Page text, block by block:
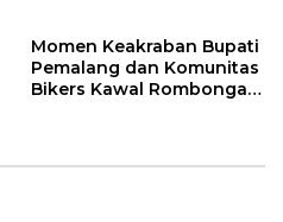
Momen Keakraban Bupati
Pemalang dan Komunitas
Bikers Kawal Rombongan